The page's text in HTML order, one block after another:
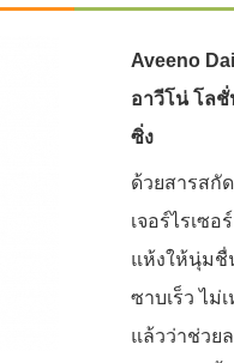
Aveeno
อาวีโน่ โลชั่
ซิ่ง
ด้วยสารสกั
เจอร์ไรเซ
แห้งให้นุ่มชื่
ซาบเร็ว ไม่
แล้วว่าช่วย